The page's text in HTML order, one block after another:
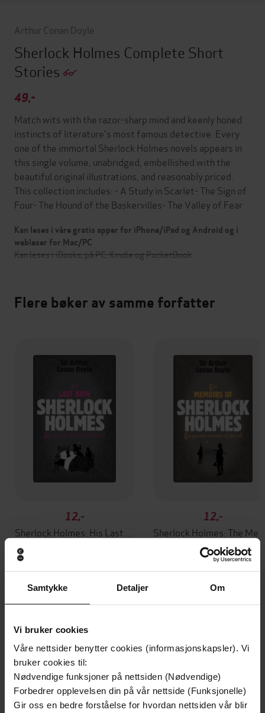
Samtykke Detaljer Om
Vi bruker cookies
Våre nettsider benytter cookies (informasjonskapsler). Vi
bruker cookies til:
Nødvendige funksjoner på nettsiden (Nødvendige)
Forbedrer opplevelsen din på vår nettside (Funksjonelle)
Gir oss en bedre forståelse for hvordan nettsiden vår blir
Arthur Conan Doyle
Sherlock Holmes Complete Short
Stories
49,-
Match wits with the razor-sharp mind and keenly honed
instincts of literature's most famous detective. Every
one of the immortal Sherlock Holmes novels appears in
this single volume, unabridged, embellished with the
beautiful original illustrations, and reasonably priced.
This collection includes: - A Study in Scarlet- The Sign of
Four- The Hound of the Baskervilles- The Valley of Fear
Kan leses i våre gratis apper for iPhone/iPad og Android og i
webleser for Mac/PC
Kan leses i iBooks, på PC, Kindle og PocketBook
Flere bøker av samme forfatter
12,-
12,-
Arthur Conan Doyle
EBOK
Andre har også kjøpt
Premium